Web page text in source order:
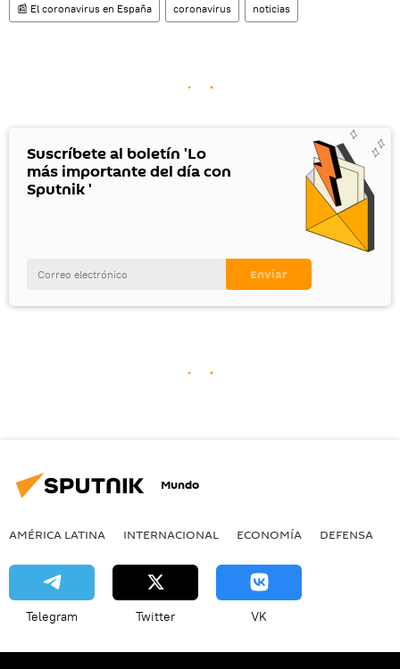
📰 El coronavirus en España coronavirus noticias
Suscríbete al boletín 'Lo
más importante del día con
Sputnik '
Mundo
AMÉRICA LATINA INTERNACIONAL ECONOMÍA DEFENSA
Telegram Twitter VK